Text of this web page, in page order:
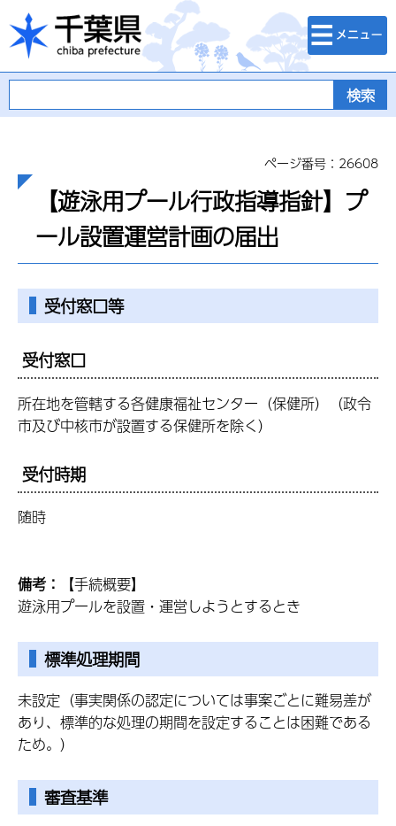
千葉県
検索・メニュ
ー
ページ番号：26608
【遊泳用プール行政指導指針】プ
ール設置運営計画の届出
受付窓口等
受付窓口
所在地を管轄する各健康福祉センター（保健所）（政令
市及び中核市が設置する保健所を除く）
受付時期
随時
備考：
【手続概要】
遊泳用プールを設置・運営しようとするとき
標準処理期間
未設定（事実関係の認定については事案ごとに難易差が
あり、標準的な処理の期間を設定することは困難である
ため。）
審査基準